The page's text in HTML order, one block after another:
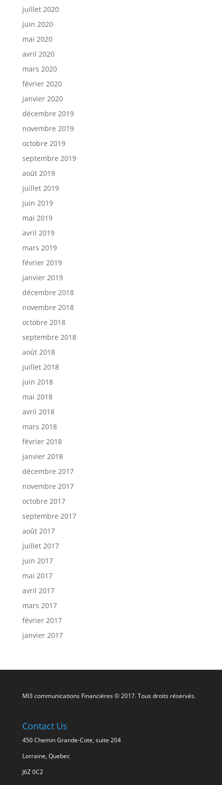
juillet 2020
juin 2020
mai 2020
avril 2020
mars 2020
février 2020
janvier 2020
décembre 2019
novembre 2019
octobre 2019
septembre 2019
août 2019
juillet 2019
juin 2019
mai 2019
avril 2019
mars 2019
février 2019
janvier 2019
décembre 2018
novembre 2018
octobre 2018
septembre 2018
août 2018
juillet 2018
juin 2018
mai 2018
avril 2018
mars 2018
février 2018
janvier 2018
décembre 2017
novembre 2017
octobre 2017
septembre 2017
août 2017
juillet 2017
juin 2017
mai 2017
avril 2017
mars 2017
février 2017
janvier 2017
MI3 communications Financières © 2017. Tous droits réservés.
Contact Us
450 Chemin Grande-Cote, suite 204
Lorraine, Quebec
J6Z 0C2